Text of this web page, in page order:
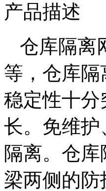
产品描述
仓库隔离
等，仓库
稳定性十
长。免维
隔离。仓
梁两侧的